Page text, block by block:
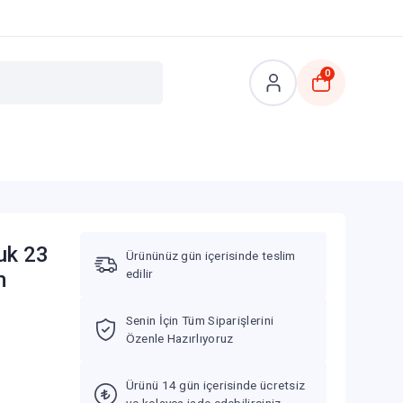
0
23
Ürününüz gün içerisinde teslim
edilir
Senin İçin Tüm Siparişlerini
Özenle Hazırlıyoruz
Ürünü 14 gün içerisinde ücretsiz